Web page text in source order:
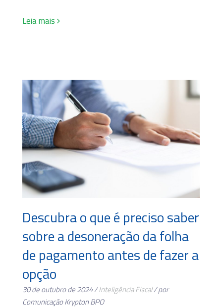
Leia mais
Descubra o que é preciso saber
sobre a desoneração da folha
de pagamento antes de fazer a
opção
30 de outubro de 2024 /Inteligência Fiscal/ por
Comunicação Krypton BPO